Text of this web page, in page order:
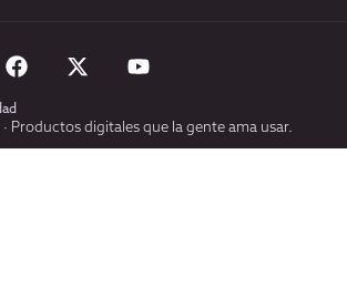
Productos digitales que la gente ama usar.